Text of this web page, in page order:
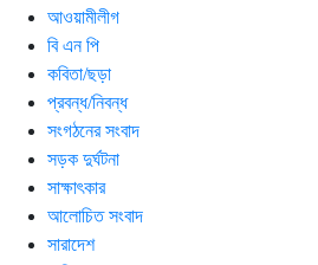
আওয়ামীলীগ
বি এন পি
কবিতা/ছড়া
প্রবন্ধ/নিবন্ধ
সংগঠনের সংবাদ
সড়ক দুর্ঘটনা
সাক্ষাৎকার
আলোচিত সংবাদ
সারাদেশ